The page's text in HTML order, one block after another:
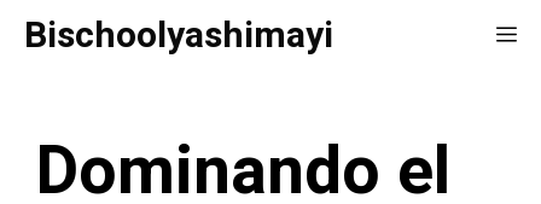
SaltarBischoolyashimayi
Dominando el